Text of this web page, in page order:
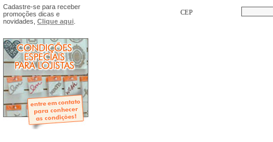
Ferramentas
- Carimbões
- Embalagens
- Máscaras
- Espátulas
- Diversos
Álbuns
- Mini-Álbuns
- Páginas Mini
- Páginas Scrap
- Argolas
Cadastre-se para receber
promoções dicas e
novidades, Clique aqui
CEP